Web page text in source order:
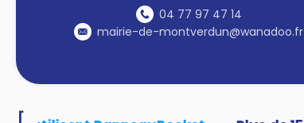
04 77 97 47 14
mairie-de-montverdun@wanadoo.fr